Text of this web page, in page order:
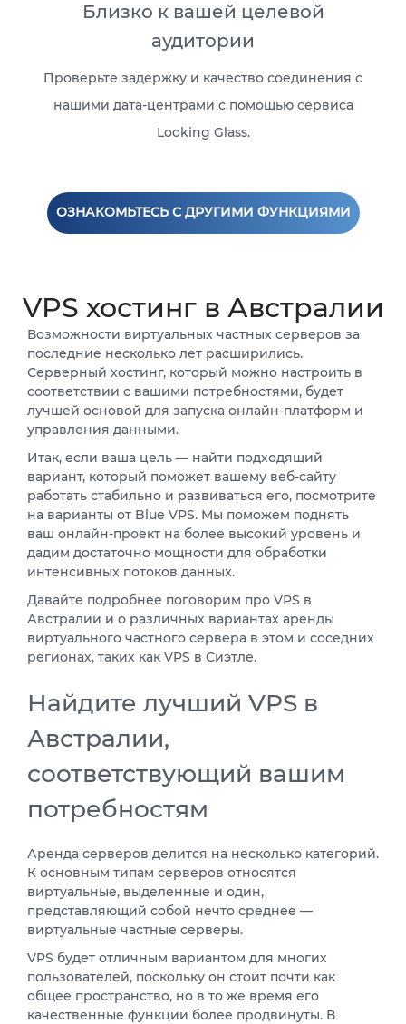
Близко к вашей целевой
аудитории
Проверьте задержку и качество соединения с
нашими дата-центрами с помощью сервиса
Looking Glass.
ОЗНАКОМЬТЕСЬ С ДРУГИМИ ФУНКЦИЯМИ
VPS хостинг в Австралии
Возможности виртуальных частных серверов за
последние несколько лет расширились.
Серверный хостинг, который можно настроить в
соответствии с вашими потребностями, будет
лучшей основой для запуска онлайн-платформ и
управления данными.
Итак, если ваша цель — найти подходящий
вариант, который поможет вашему веб-сайту
работать стабильно и развиваться его, посмотрите
на варианты от Blue VPS. Мы поможем поднять
ваш онлайн-проект на более высокий уровень и
дадим достаточно мощности для обработки
интенсивных потоков данных.
Давайте подробнее поговорим про VPS в
Австралии и о различных вариантах аренды
виртуального частного сервера в этом и соседних
регионах, таких как VPS в Сиэтле.
Найдите лучший VPS в
Австралии,
соответствующий вашим
потребностям
Аренда серверов делится на несколько категорий.
К основным типам серверов относятся
виртуальные, выделенные и один,
представляющий собой нечто среднее —
виртуальные частные серверы.
VPS будет отличным вариантом для многих
пользователей, поскольку он стоит почти как
общее пространство, но в то же время его
качественные функции более продвинуты. В